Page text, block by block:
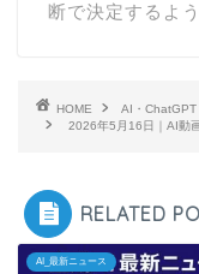
断で決定するよ
HOME AI・ChatGPT
2026年5月16日｜AI動
RELATED
AI_最新ニュース